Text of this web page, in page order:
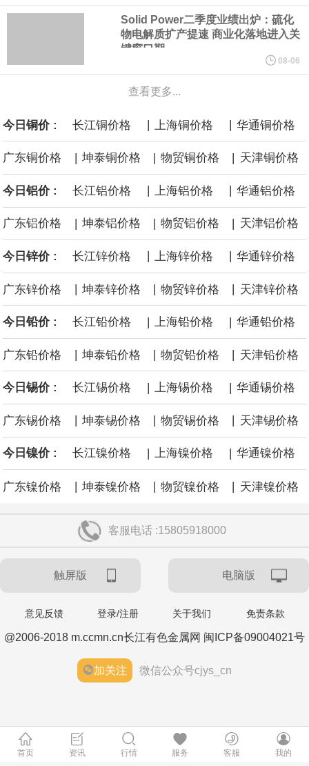
瑞士7月季调后失业率 3.1%，预期 3.1%，前值 3.1%。瑞士7月未
商品期货收盘，黄金连续涨3.44%，焦炭连续涨2.72%，铁矿石连续
涨2.64%，镍连续跌2.62%，白银连续涨2.61%。
沙特下调了对亚洲的主要原油价格，与此同时，各方正就一项旨在
缓解霍尔木兹海峡航运压力的协议进行谈判。尽管胡塞武装的威胁
危及了经由红海向东运输原油的替代路线，但沙特方面仍下调了价
格。
Solid Power二季度业绩出炉：硫化
物电解质扩产提速 商业化落地进入关
键窗口期
08-06
查看更多...
今日铜价 : 长江铜价格 | 上海铜价格 | 华通铜价格
广东铜价格 | 坤泰铜价格 | 物贸铜价格 | 天津铜价格
今日铝价 : 长江铝价格 上海铝价格 华通铝价格
广东铝价格 | 坤泰铝价格 | 物贸铝价格 | 天津铝价格
今日锌价 : 长江锌价格 上海锌价格 华通锌价格
广东锌价格 | 坤泰锌价格 | 物贸锌价格 | 天津锌价格
今日铅价 : 长江铅价格 | 上海铅价格 | 华通铅价格
广东铅价格 坤泰铅价格 物贸铅价格 天津铅价格
今日锡价 : 长江锡价格 | 上海锡价格 | 华通锡价格
广东锡价格 坤泰锡价格 物贸锡价格 天津锡价格
今日镍价 : 长江镍价格 | 上海镍价格 | 华通镍价格
广东镍价格 | 坤泰镍价格 | 物贸镍价格 | 天津镍价格
客服电话 :15805918000
触屏版 电脑版
意见反馈 登录/注册 关于我们 免责条款
@2006-2018 m.ccmn.cn长江有色金属网 闽ICP备09004021号
加关注 微信公众号cjys_cn
首页 资讯 行情 服务 客服 我的